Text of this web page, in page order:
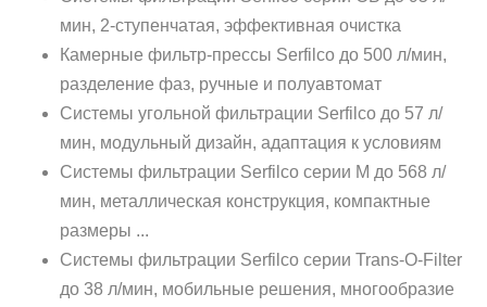
мин, 2-ступенчатая, эффективная очистка
Камерные фильтр-прессы Serfilco до 500 л/мин,
разделение фаз, ручные и полуавтомат
Системы угольной фильтрации Serfilco до 57 л/
мин, модульный дизайн, адаптация к условиям
Системы фильтрации Serfilco серии M до 568 л/
мин, металлическая конструкция, компактные
размеры ...
Системы фильтрации Serfilco серии Trans-O-Filter
до 38 л/мин, мобильные решения, многообразие